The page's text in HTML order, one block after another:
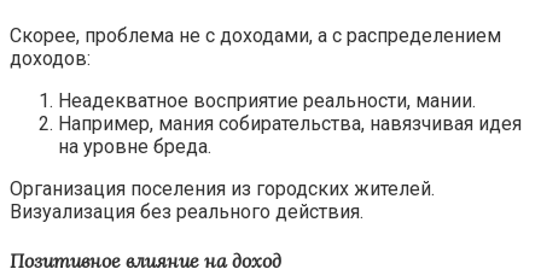
Скорее, проблема не с доходами, а с распределением
доходов:
Неадекватное восприятие реальности, мании.
Например, мания собирательства, навязчивая идея
на уровне бреда.
Организация поселения из городских жителей.
Визуализация без реального действия.
Позитивное влияние на доход